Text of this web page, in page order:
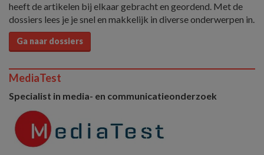
heeft de artikelen bij elkaar gebracht en geordend. Met de
dossiers lees je je snel en makkelijk in diverse onderwerpen in.
Ga naar dossiers
MediaTest
Specialist in media- en communicatieonderzoek